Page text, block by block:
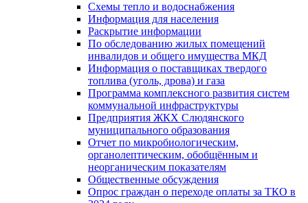
Схемы тепло и водоснабжения
Информация для населения
Раскрытие информации
По обследованию жилых помещений
инвалидов и общего имущества МКД
Информация о поставщиках твердого
топлива (уголь, дрова) и газа
Программа комплексного развития систем
коммунальной инфраструктуры
Предприятия ЖКХ Слюдянского
муниципального образования
Отчет по микробиологическим,
органолептическим, обобщённым и
неорганическим показателям
Общественные обсуждения
Опрос граждан о переходе оплаты за ТКО в